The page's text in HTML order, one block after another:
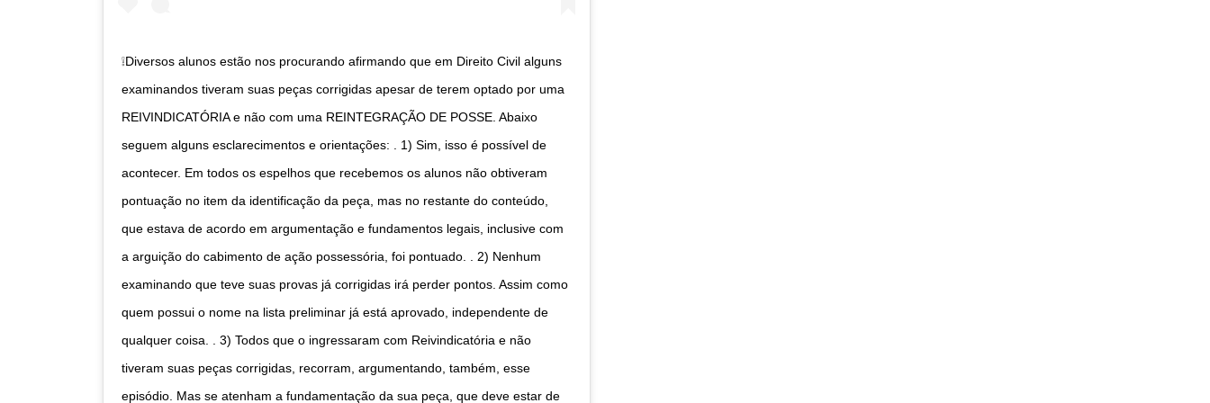
❕Diversos alunos estão nos procurando afirmando que em Direito Civil alguns
examinandos tiveram suas peças corrigidas apesar de terem optado por uma
REIVINDICATÓRIA e não com uma REINTEGRAÇÃO DE POSSE. Abaixo
seguem alguns esclarecimentos e orientações: . 1) Sim, isso é possível de
acontecer. Em todos os espelhos que recebemos os alunos não obtiveram
pontuação no item da identificação da peça, mas no restante do conteúdo,
que estava de acordo em argumentação e fundamentos legais, inclusive com
a arguição do cabimento de ação possessória, foi pontuado. . 2) Nenhum
examinando que teve suas provas já corrigidas irá perder pontos. Assim como
quem possui o nome na lista preliminar já está aprovado, independente de
qualquer coisa. . 3) Todos que o ingressaram com Reivindicatória e não
tiveram suas peças corrigidas, recorram, argumentando, também, esse
episódio. Mas se atenham a fundamentação da sua peça, que deve estar de